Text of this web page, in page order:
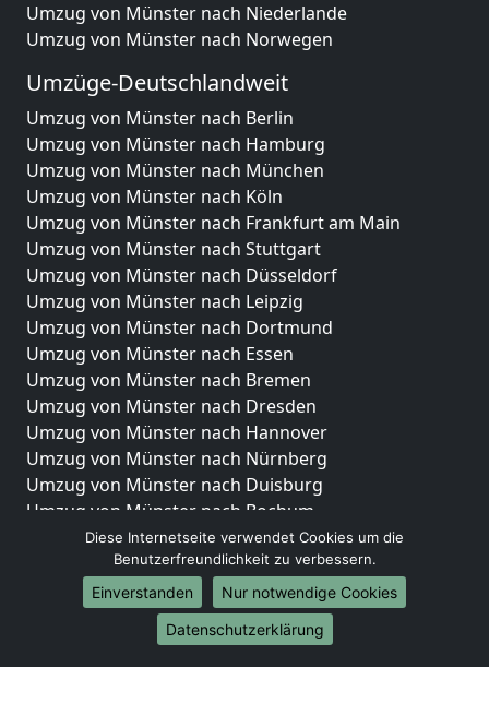
Umzug von Münster nach Niederlande
Umzug von Münster nach Norwegen
Umzüge-Deutschlandweit
Umzug von Münster nach Berlin
Umzug von Münster nach Hamburg
Umzug von Münster nach München
Umzug von Münster nach Köln
Umzug von Münster nach Frankfurt am Main
Umzug von Münster nach Stuttgart
Umzug von Münster nach Düsseldorf
Umzug von Münster nach Leipzig
Umzug von Münster nach Dortmund
Umzug von Münster nach Essen
Umzug von Münster nach Bremen
Umzug von Münster nach Dresden
Umzug von Münster nach Hannover
Umzug von Münster nach Nürnberg
Umzug von Münster nach Duisburg
Umzug von Münster nach Bochum
Umzug von Münster nach Wuppertal
Umzug von Münster nach Bielefeld
Umzug von Münster nach Bonn
Umzug von Münster nach Münster
Diese Internetseite verwendet Cookies um die
Benutzerfreundlichkeit zu verbessern.
Einverstanden
Nur notwendige Cookies
Datenschutzerklärung